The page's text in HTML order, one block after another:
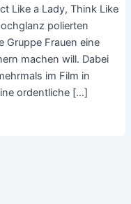
Like a Lady, Think Like
polierten
Gruppe Frauen eine
machen will. Dabei
im Film in
ordentliche […]